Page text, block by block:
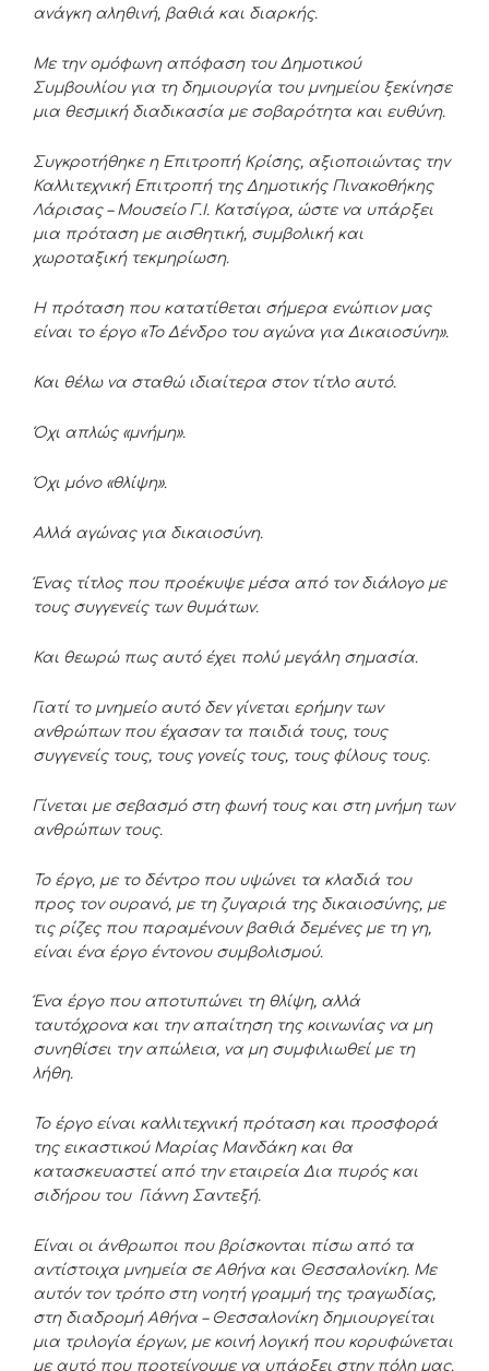
ανάγκη αληθινή, βαθιά και διαρκής.
Με την ομόφωνη απόφαση του Δημοτικού
Συμβουλίου για τη δημιουργία του μνημείου ξεκίνησε
μια θεσμική διαδικασία με σοβαρότητα και ευθύνη.
Συγκροτήθηκε η Επιτροπή Κρίσης, αξιοποιώντας την
Καλλιτεχνική Επιτροπή της Δημοτικής Πινακοθήκης
Λάρισας – Μουσείο Γ.Ι. Κατσίγρα, ώστε να υπάρξει
μια πρόταση με αισθητική, συμβολική και
χωροταξική τεκμηρίωση.
Η πρόταση που κατατίθεται σήμερα ενώπιον μας
είναι το έργο «Το Δένδρο του αγώνα για Δικαιοσύνη».
Και θέλω να σταθώ ιδιαίτερα στον τίτλο αυτό.
Όχι απλώς «μνήμη».
Όχι μόνο «θλίψη».
Αλλά αγώνας για δικαιοσύνη.
Ένας τίτλος που προέκυψε μέσα από τον διάλογο με
τους συγγενείς των θυμάτων.
Και θεωρώ πως αυτό έχει πολύ μεγάλη σημασία.
Γιατί το μνημείο αυτό δεν γίνεται ερήμην των
ανθρώπων που έχασαν τα παιδιά τους, τους
συγγενείς τους, τους γονείς τους, τους φίλους τους.
Γίνεται με σεβασμό στη φωνή τους και στη μνήμη των
ανθρώπων τους.
Το έργο, με το δέντρο που υψώνει τα κλαδιά του
προς τον ουρανό, με τη ζυγαριά της δικαιοσύνης, με
τις ρίζες που παραμένουν βαθιά δεμένες με τη γη,
είναι ένα έργο έντονου συμβολισμού.
Ένα έργο που αποτυπώνει τη θλίψη, αλλά
ταυτόχρονα και την απαίτηση της κοινωνίας να μη
συνηθίσει την απώλεια, να μη συμφιλιωθεί με τη
λήθη.
Το έργο είναι καλλιτεχνική πρόταση και προσφορά
της εικαστικού Μαρίας Μανδάκη και θα
κατασκευαστεί από την εταιρεία Δια πυρός και
σιδήρου του Γιάννη Σαντεξή.
Είναι οι άνθρωποι που βρίσκονται πίσω από τα
αντίστοιχα μνημεία σε Αθήνα και Θεσσαλονίκη. Με
αυτόν τον τρόπο στη νοητή γραμμή της τραγωδίας,
στη διαδρομή Αθήνα – Θεσσαλονίκη δημιουργείται
μια τριλογία έργων, με κοινή λογική που κορυφώνεται
με αυτό που προτείνουμε να υπάρξει στην πόλη μας.